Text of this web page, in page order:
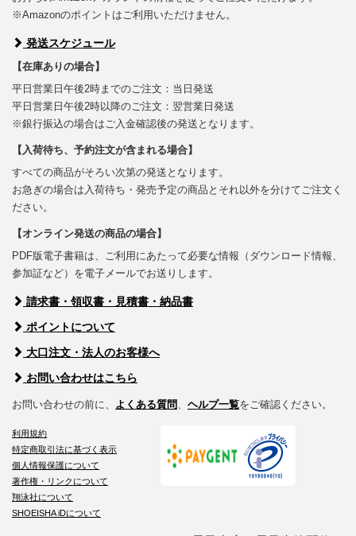
※Amazonのポイントはご利用いただけません。
発送スケジュール
【在庫ありの場合】
平日営業日午後2時までのご注文：当日発送
平日営業日午後2時以降のご注文：翌営業日発送
※銀行振込の場合はご入金確認後の発送となります。
【入荷待ち、予約注文が含まれる場合】
すべての商品がそろい次第の発送となります。
お急ぎの場合は入荷待ち・発売予定の商品とそれ以外を分けてご注文く
ださい。
【オンライン発送の商品の場合】
PDF版電子書籍は、ご利用にあたって必要な情報（ダウンロード情報、
参加証など）を電子メールでお送りします。
請求書・領収書・見積書・納品書
ポイントについて
大口注文・法人のお客様へ
お問い合わせはこちら
お問い合わせの前に、 よくある質問、 ヘルプ一覧をご確認ください。
利用規約
特定商取引法に基づく表示
個人情報保護について
著作権・リンクについて
翔泳社について
SHOEISHA iDについて